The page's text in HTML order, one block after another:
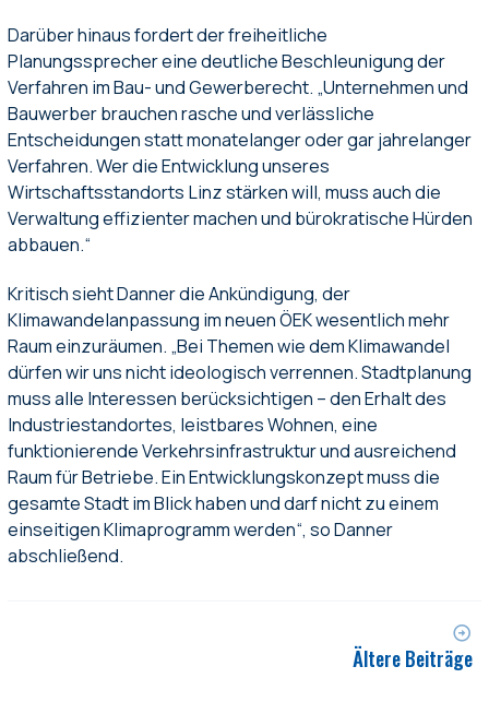
Darüber hinaus fordert der freiheitliche
Planungssprecher eine deutliche Beschleunigung der
Verfahren im Bau- und Gewerberecht. „Unternehmen und
Bauwerber brauchen rasche und verlässliche
Entscheidungen statt monatelanger oder gar jahrelanger
Verfahren. Wer die Entwicklung unseres
Wirtschaftsstandorts Linz stärken will, muss auch die
Verwaltung effizienter machen und bürokratische Hürden
abbauen.“
Kritisch sieht Danner die Ankündigung, der
Klimawandelanpassung im neuen ÖEK wesentlich mehr
Raum einzuräumen. „Bei Themen wie dem Klimawandel
dürfen wir uns nicht ideologisch verrennen. Stadtplanung
muss alle Interessen berücksichtigen – den Erhalt des
Industriestandortes, leistbares Wohnen, eine
funktionierende Verkehrsinfrastruktur und ausreichend
Raum für Betriebe. Ein Entwicklungskonzept muss die
gesamte Stadt im Blick haben und darf nicht zu einem
einseitigen Klimaprogramm werden“, so Danner
abschließend.
Ältere Beiträge